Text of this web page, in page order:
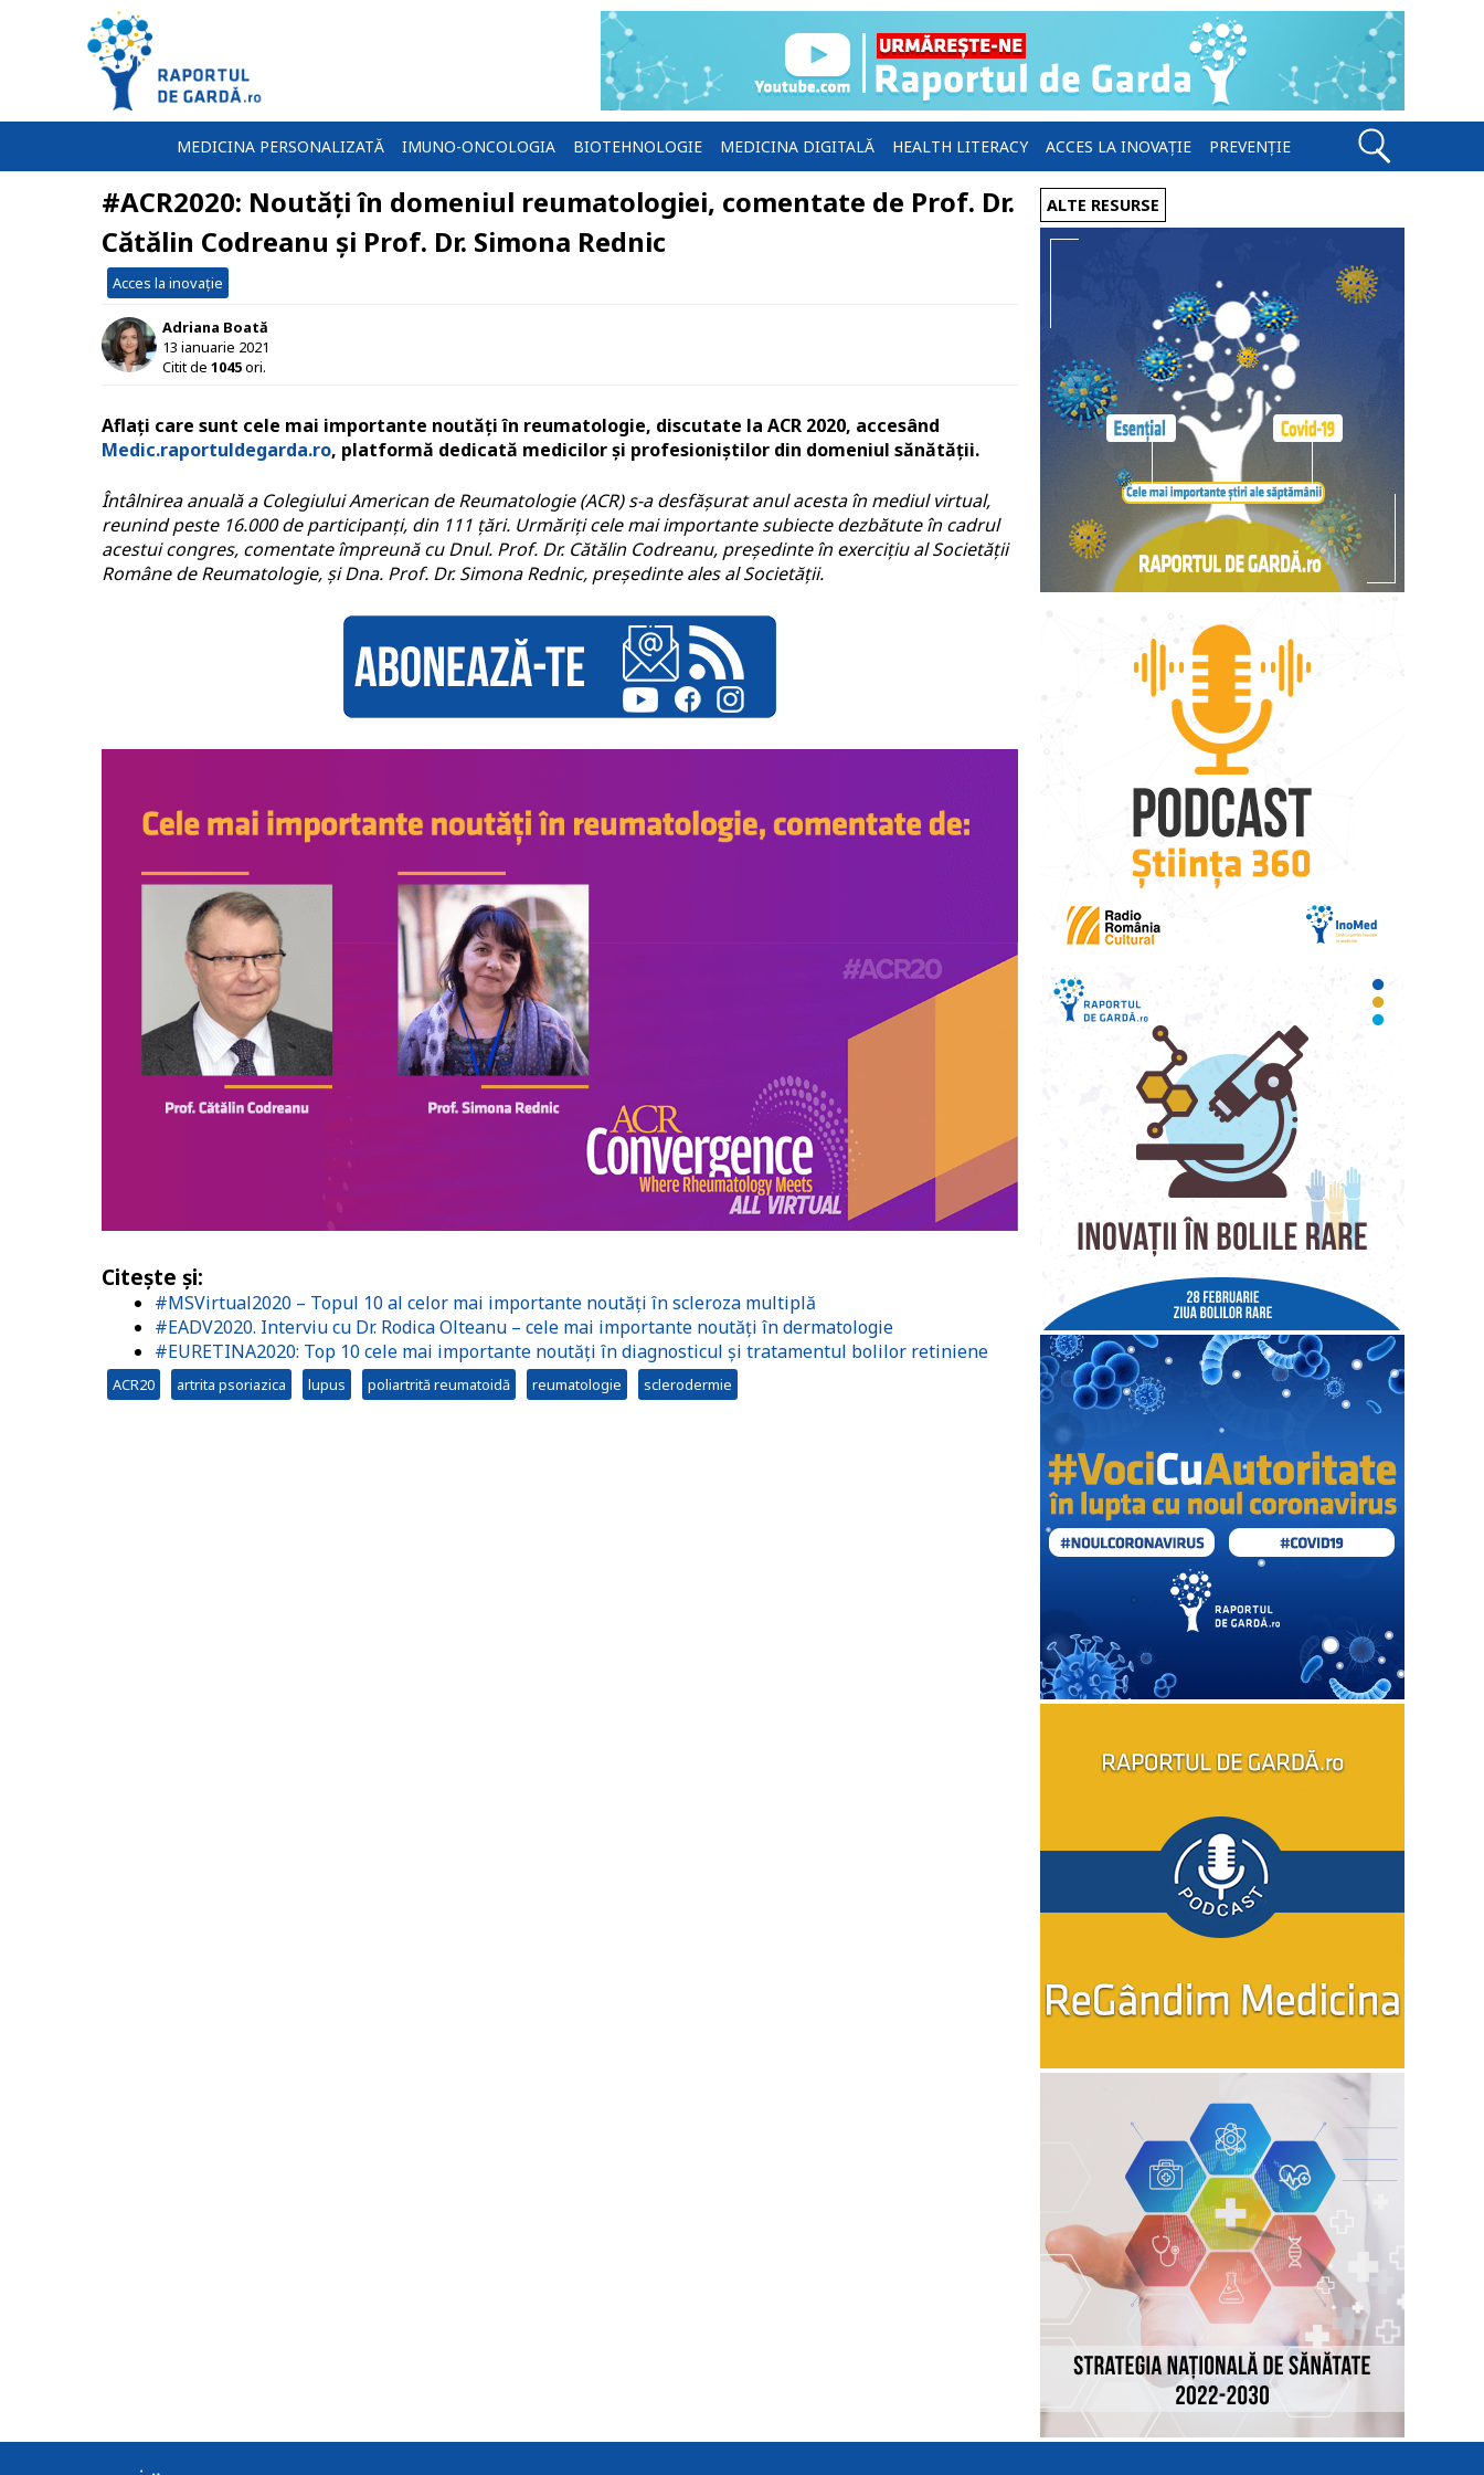
MEDICINA PERSONALIZATĂ IMUNO-ONCOLOGIA BIOTEHNOLOGIE MEDICINA DIGITALĂ HEALTH LITERACY ACCES LA INOVAȚIE PREVENȚIE
#ACR2020: Noutăți în domeniul reumatologiei, comentate de Prof. Dr.
Cătălin Codreanu și Prof. Dr. Simona Rednic
Acces la inovație
Adriana Boată
13 ianuarie 2021
Citit de 1045ori.
Aflați care sunt cele mai importante noutăți în reumatologie, discutate la ACR 2020, accesând
Medic.raportuldegarda.ro, platformă dedicată medicilor și profesioniștilor din domeniul sănătății.
Întâlnirea anuală a Colegiului American de Reumatologie (ACR) s-a desfășurat anul acesta în mediul virtual,
reunind peste 16.000 de participanți, din 111 țări. Urmăriți cele mai importante subiecte dezbătute în cadrul
acestui congres, comentate împreună cu Dnul. Prof. Dr. Cătălin Codreanu, președinte în exercițiu al Societății
Române de Reumatologie, și Dna. Prof. Dr. Simona Rednic, președinte ales al Societății.
Citește și:
#MSVirtual2020 – Topul 10 al celor mai importante noutăți în scleroza multiplă
#EADV2020. Interviu cu Dr. Rodica Olteanu – cele mai importante noutăți în dermatologie
#EURETINA2020: Top 10 cele mai importante noutăți în diagnosticul și tratamentul bolilor retiniene
ACR20 artrita psoriazica lupus poliartrită reumatoidă reumatologie sclerodermie
ALTE RESURSE